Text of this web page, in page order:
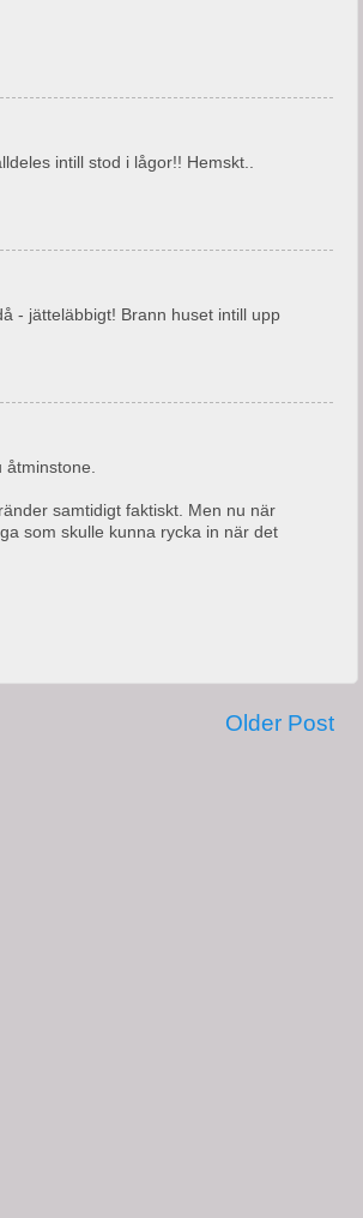
intill stod i lågor!! Hemskt..
- jätteläbbigt! Brann huset intill upp
samtidigt faktiskt. Men nu när
som skulle kunna rycka in när det
Older Post